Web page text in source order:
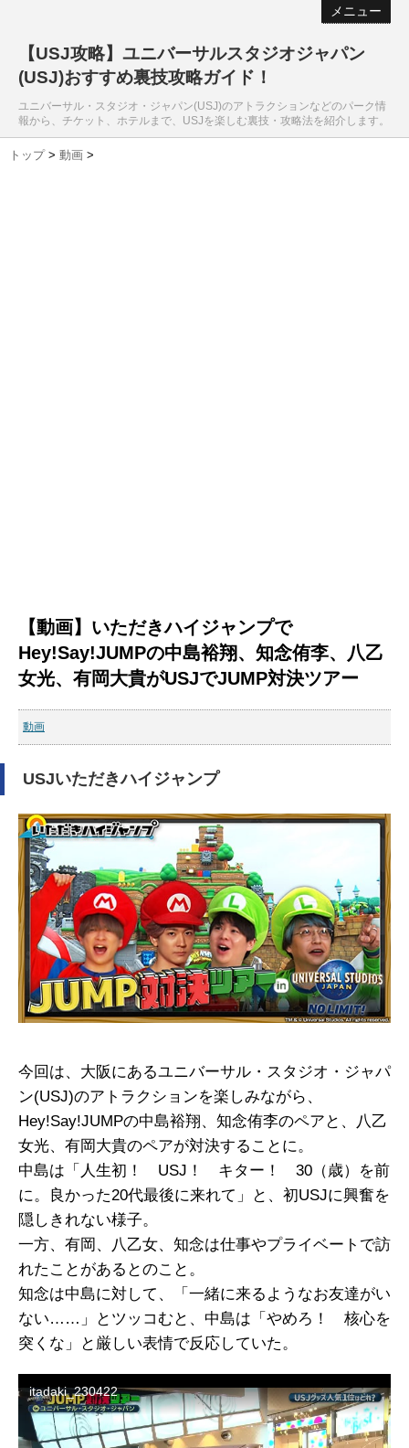
メニュー
【USJ攻略】ユニバーサルスタジオジャパン
(USJ)おすすめ裏技攻略ガイド！
ユニバーサル・スタジオ・ジャパン(USJ)のアトラクションなどのパーク情
報から、チケット、ホテルまで、USJを楽しむ裏技・攻略法を紹介します。
トップ > 動画 >
【動画】いただきハイジャンプで
Hey!Say!JUMPの中島裕翔、知念侑李、八乙
女光、有岡大貴がUSJでJUMP対決ツアー
動画
USJいただきハイジャンプ
今回は、大阪にあるユニバーサル・スタジオ・ジャパ
ン(USJ)のアトラクションを楽しみながら、
Hey!Say!JUMPの中島裕翔、知念侑李のペアと、八乙
女光、有岡大貴のペアが対決することに。
中島は「人生初！ USJ！ キター！ 30（歳）を前
に。良かった20代最後に来れて」と、初USJに興奮を
隠しきれない様子。
一方、有岡、八乙女、知念は仕事やプライベートで訪
れたことがあるとのこと。
知念は中島に対して、「一緒に来るようなお友達がい
ない……」とツッコむと、中島は「やめろ！ 核心を
突くな」と厳しい表情で反応していた。